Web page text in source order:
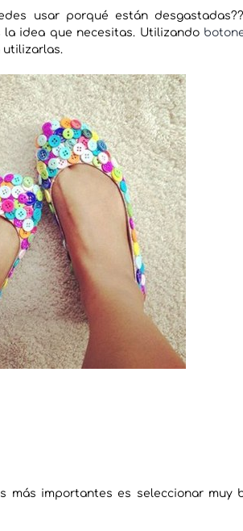
usar porqué están
la idea que necesitas. Utilizando
utilizarlas.
más importantes es seleccionar muy